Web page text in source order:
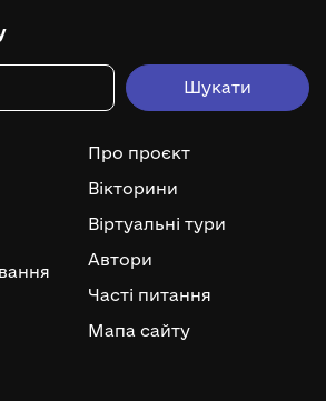
Про проєкт
Вікторини
Віртуальні тури
Автори
Часті питання
Мапа сайту